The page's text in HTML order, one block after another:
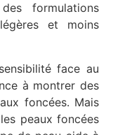
formulations
et moins
face au
à montrer des
foncées. Mais
peaux foncées